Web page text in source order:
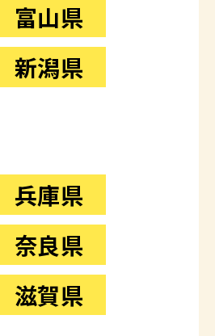
富山県
新潟県
兵庫県
奈良県
滋賀県